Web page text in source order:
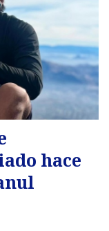
hace